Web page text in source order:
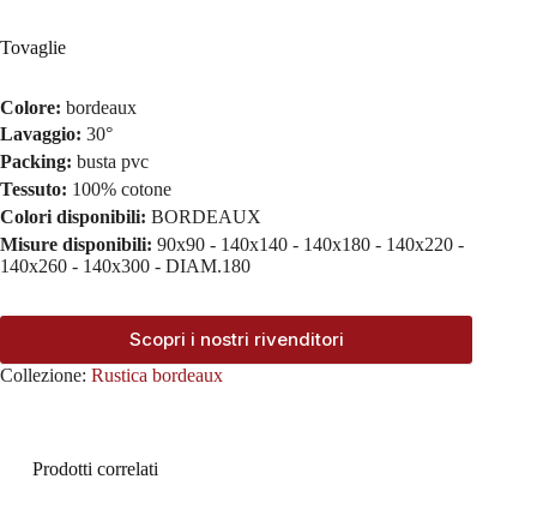
Tovaglie
Colore: bordeaux
Lavaggio: 30°
Packing: busta pvc
Tessuto: 100% cotone
Colori disponibili: BORDEAUX
Misure disponibili: 90x90 - 140x140 - 140x180 - 140x220 -
140x260 - 140x300 - DIAM.180
Scopri i nostri rivenditori
Collezione: Rustica bordeaux
Prodotti correlati